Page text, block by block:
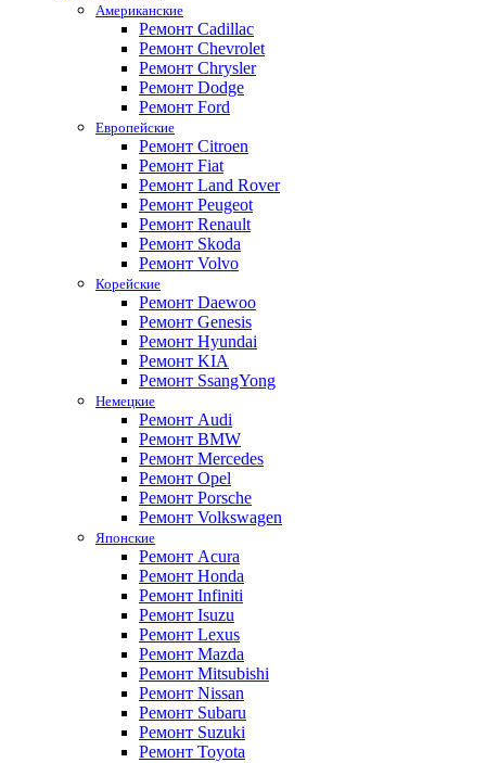
Американские
Ремонт Cadillac
Ремонт Chevrolet
Ремонт Chrysler
Ремонт Dodge
Ремонт Ford
Европейские
Ремонт Citroen
Ремонт Fiat
Ремонт Land Rover
Ремонт Peugeot
Ремонт Renault
Ремонт Skoda
Ремонт Volvo
Корейские
Ремонт Daewoo
Ремонт Genesis
Ремонт Hyundai
Ремонт KIA
Ремонт SsangYong
Немецкие
Ремонт Audi
Ремонт BMW
Ремонт Mercedes
Ремонт Opel
Ремонт Porsche
Ремонт Volkswagen
Японские
Ремонт Acura
Ремонт Honda
Ремонт Infiniti
Ремонт Isuzu
Ремонт Lexus
Ремонт Mazda
Ремонт Mitsubishi
Ремонт Nissan
Ремонт Subaru
Ремонт Suzuki
Ремонт Toyota